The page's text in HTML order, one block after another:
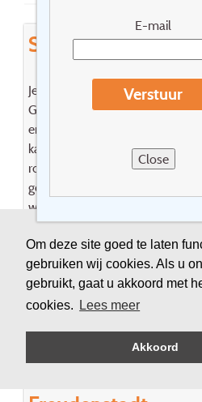
Om deze site goed te laten
gebruiken wij cookies. Als u
gebruikt, gaat u akkoord met
cookies.
Lees meer
Akkoord
E-mail
Verstuur
Close
Schluchsee tot
Je kan met het boemeltreintje
Gastekarte) dat begint aan
en vandaar weer doorrijden
kan je zelfs helemaal tot
route, alleen jammer dat het
geen klassiek treinje waarbij
wandeling van
prachtig!
Reageer